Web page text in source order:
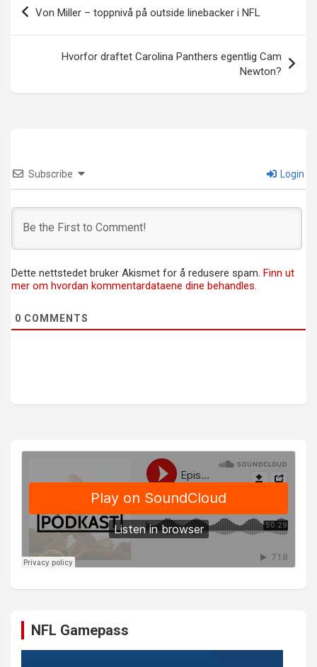
Von Miller – toppnivå på outside linebacker i NFL
Hvorfor draftet Carolina Panthers egentlig Cam
Newton?
Subscribe Login
Dette nettstedet bruker Akismet for å redusere spam. Finn ut
mer om hvordan kommentardataene dine behandles.
0 COMMENTS
NFL Gamepass